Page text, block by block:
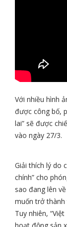
Với nhiều hình
được công bố,
lai” sẽ được
vào ngày 27/3.
Giải thích lý do
chính” cho
sao đang lên
muốn trở thành
Tuy nhiên,